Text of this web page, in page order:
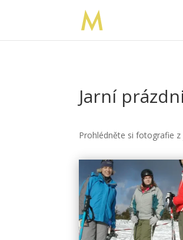
Jarní
Prohlédněte si fotografie z